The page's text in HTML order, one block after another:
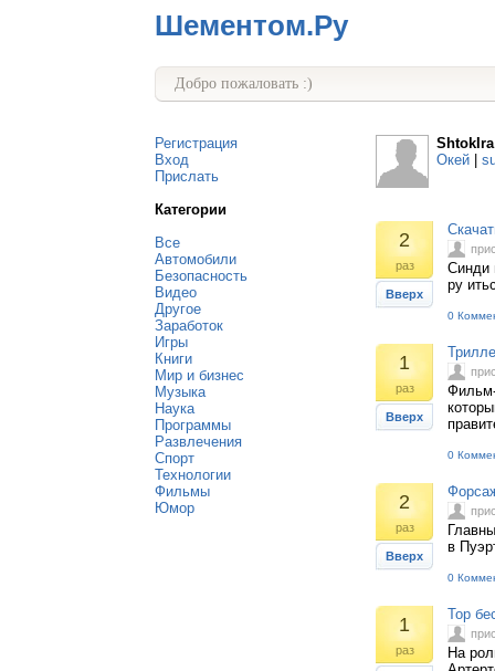
Шементом.Ру
Добро пожаловать :)
Регистрация
Вход
Прислать
Категории
Все
Автомобили
Безопасность
Видео
Другое
Заработок
Игры
Книги
Мир и бизнес
Музыка
Наука
Программы
Развлечения
Спорт
Технологии
Фильмы
Юмор
ShtokIra
Окей
2
раз
Вверх
Синди
ру
0
1
раз
Вверх
0
2
раз
Вверх
в
0
1
раз
Тор
На